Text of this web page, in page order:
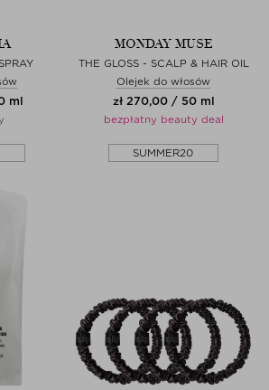
ml
MONDAY MUSE
THE GLOSS - SCALP & HAIR OIL
Olejek do włosów
zł 270,00 / 50 ml
bezpłatny beauty deal
SUMMER20